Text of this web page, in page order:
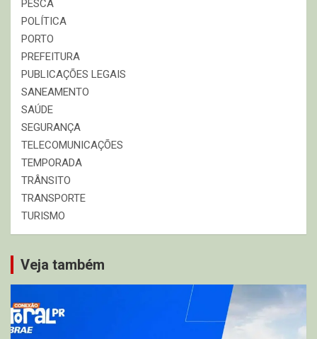
PESCA
POLÍTICA
PORTO
PREFEITURA
PUBLICAÇÕES LEGAIS
SANEAMENTO
SAÚDE
SEGURANÇA
TELECOMUNICAÇÕES
TEMPORADA
TRÂNSITO
TRANSPORTE
TURISMO
Veja também